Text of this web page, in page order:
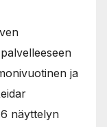
ja
näyttelyn